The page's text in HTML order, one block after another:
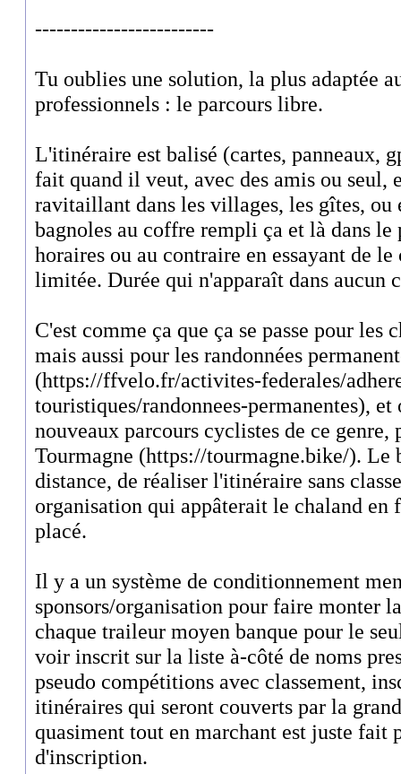
-------------------------
Tu oublies une solution, la plus adaptée
professionnels : le parcours libre.
L'itinéraire est balisé (cartes, panneaux,
fait quand il veut, avec des amis ou seul,
ravitaillant dans les villages, les gîtes, ou
bagnoles au coffre rempli ça et là dans le
horaires ou au contraire en essayant de
limitée. Durée qui n'apparaît dans aucun
C'est comme ça que ça se passe pour les
mais aussi pour les randonnées
(https://ffvelo.fr/activites-federales/
touristiques/randonnees-permanentes), et
nouveaux parcours cyclistes de ce genre,
Tourmagne (https://tourmagne.bike/). Le
distance, de réaliser l'itinéraire sans
organisation qui appâterait le chaland
placé.
Il y a un système de conditionnement
sponsors/organisation pour faire monter
chaque traileur moyen banque pour le
voir inscrit sur la liste à-côté de noms
pseudo compétitions avec classement,
itinéraires qui seront couverts par la
quasiment tout en marchant est juste fait
d'inscription.